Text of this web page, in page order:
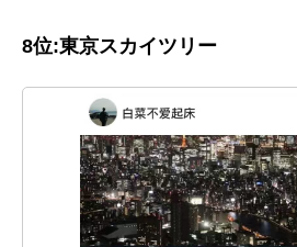
8位:東京スカイツリー